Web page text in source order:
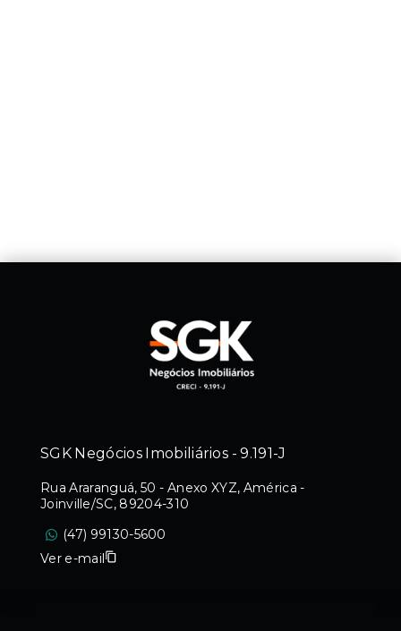
SGK Negócios Imobiliários - 9.191-J
Rua Araranguá, 50 - Anexo XYZ, América -
Joinville/SC, 89204-310
(47) 99130-5600
Ver e-mail